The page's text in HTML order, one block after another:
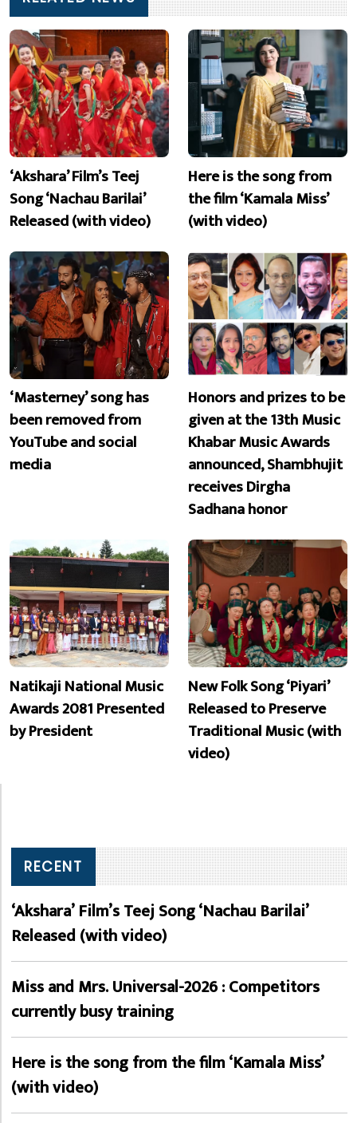
‘Akshara’ Film’s Teej
Song ‘Nachau Barilai’
Released (with video)
Here is the song from
the film ‘Kamala Miss’
(with video)
‘Masterney’ song has
been removed from
YouTube and social
media
Honors and prizes to be
given at the 13th Music
Khabar Music Awards
announced, Shambhujit
receives Dirgha
Sadhana honor
Natikaji National Music
Awards 2081 Presented
by President
New Folk Song ‘Piyari’
Released to Preserve
Traditional Music (with
video)
RECENT
‘Akshara’ Film’s Teej Song ‘Nachau Barilai’
Released (with video)
Miss and Mrs. Universal-2026 : Competitors
currently busy training
Here is the song from the film ‘Kamala Miss’
(with video)